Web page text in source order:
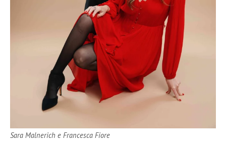
Sara Malnerich e Francesca Fiore